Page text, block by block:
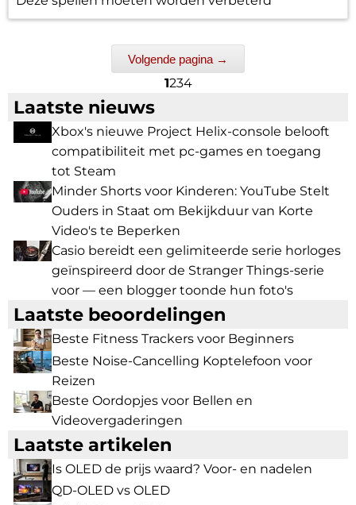
Volgende pagina →
1234
Laatste nieuws
Xbox's nieuwe Project Helix-console belooft
compatibiliteit met pc-games en toegang
tot Steam
Minder Shorts voor Kinderen: YouTube Stelt
Ouders in Staat om Bekijkduur van Korte
Video's te Beperken
Casio bereidt een gelimiteerde serie horloges
geïnspireerd door de Stranger Things-serie
voor — een blogger toonde hun foto's
Laatste beoordelingen
Beste Fitness Trackers voor Beginners
Beste Noise-Cancelling Koptelefoon voor
Reizen
Beste Oordopjes voor Bellen en
Videovergaderingen
Laatste artikelen
Is OLED de prijs waard? Voor- en nadelen
QD-OLED vs OLED